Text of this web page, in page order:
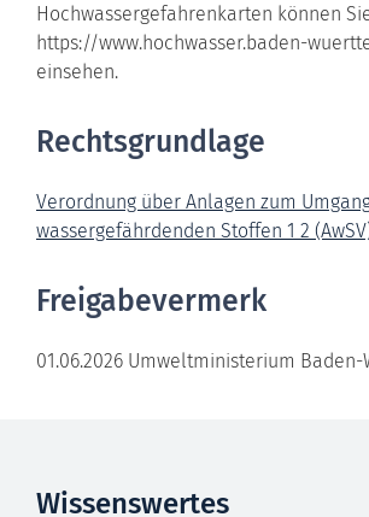
Hochwassergefahrenkarten können
https://www.hochwasser.baden-
einsehen.
Rechtsgrundlage
Verordnung über Anlagen zum
wassergefährdenden Stoffen 1 2
Freigabevermerk
01.06.2026 Umweltministerium Baden-
Wissenswertes